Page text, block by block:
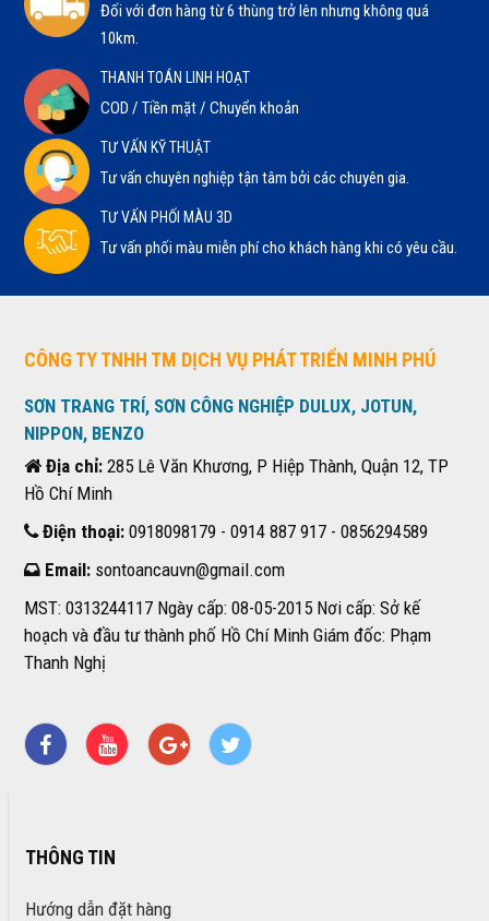
Đối với đơn hàng từ 6 thùng trở lên nhưng không quá
10km.
THANH TOÁN LINH HOẠT
COD / Tiền mặt / Chuyển khoản
TƯ VẤN KỸ THUẬT
Tư vấn chuyên nghiệp tận tâm bởi các chuyên gia.
TƯ VẤN PHỐI MÀU 3D
Tư vấn phối màu miễn phí cho khách hàng khi có yêu cầu.
CÔNG TY TNHH TM DỊCH VỤ PHÁT TRIỂN MINH PHÚ
SƠN TRANG TRÍ, SƠN CÔNG NGHIỆP DULUX, JOTUN,
NIPPON, BENZO
Địa chỉ: 285 Lê Văn Khương, P Hiệp Thành, Quận 12, TP
Hồ Chí Minh
Điện thoại: 0918098179 - 0914 887 917 - 0856294589
Email: sontoancauvn@gmail.com
MST: 0313244117 Ngày cấp: 08-05-2015 Nơi cấp: Sở kế
hoạch và đầu tư thành phố Hồ Chí Minh Giám đốc: Phạm
Thanh Nghị
THÔNG TIN
Hướng dẫn đặt hàng